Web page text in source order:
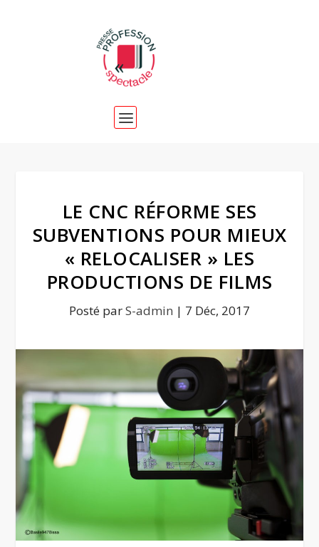
LE CNC RÉFORME SES
SUBVENTIONS POUR MIEUX
« RELOCALISER » LES
PRODUCTIONS DE FILMS
Posté parS-admin | 7 Déc, 2017